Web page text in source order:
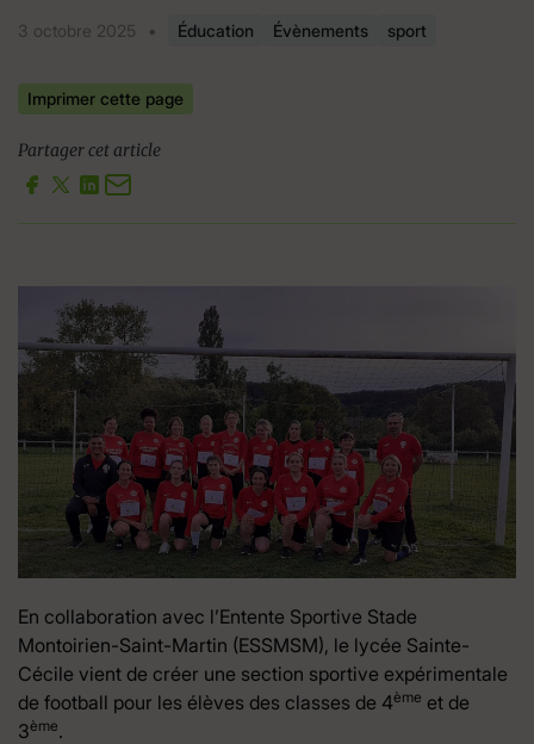
3 octobre 2025 • Éducation Évènements sport
Imprimer cette page
Partager cet article
En collaboration avec l’Entente Sportive Stade
Montoirien-Saint-Martin (ESSMSM), le lycée Sainte-
Cécile vient de créer une section sportive expérimentale
de football pour les élèves des classes de 4ème et de
3ème.